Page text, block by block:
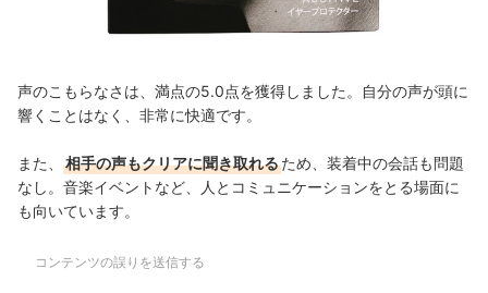
声のこもらなさは、満点の5.0点を獲得しました。自分の声が頭に
響くことはなく、非常に快適です。
また、 相手の声もクリアに聞き取れるため、装着中の会話も問題
なし。音楽イベントなど、人とコミュニケーションをとる場面に
も向いています。
コンテンツの誤りを送信する